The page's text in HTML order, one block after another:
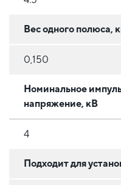
Вес одного полюса,
0,150
Номинальное
напряжение, кВ
4
Подходит для